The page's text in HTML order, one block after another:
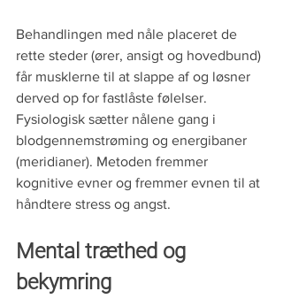
Behandlingen med nåle placeret de
rette steder (ører, ansigt og hovedbund)
får musklerne til at slappe af og løsner
derved op for fastlåste følelser.
Fysiologisk sætter nålene gang i
blodgennemstrøming og energibaner
(meridianer). Metoden fremmer
kognitive evner og fremmer evnen til at
håndtere stress og angst.
Mental træthed og
bekymring